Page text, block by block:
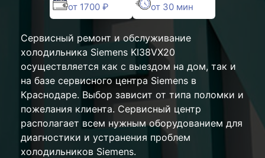
от 1700 ₽ от 30 мин
Сервисный ремонт и обслуживание
холодильника Siemens KI38VX20
осуществляется как с выездом на дом, так и
на базе сервисного центра Siemens в
Краснодаре. Выбор зависит от типа поломки и
пожелания клиента. Сервисный центр
располагает всем нужным оборудованием для
диагностики и устранения проблем
холодильников Siemens.